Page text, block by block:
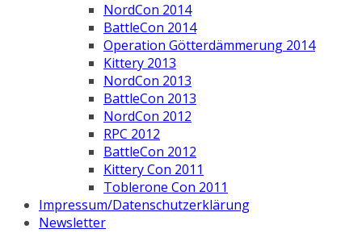
NordCon 2014
BattleCon 2014
Operation Götterdämmerung 2014
Kittery 2013
NordCon 2013
BattleCon 2013
NordCon 2012
RPC 2012
BattleCon 2012
Kittery Con 2011
Toblerone Con 2011
Impressum/Datenschutzerklärung
Newsletter